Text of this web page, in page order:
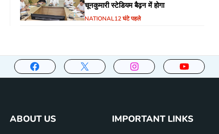
चूनकुमारी स्टेडियम बैढ़न में होगा
NATIONAL12 घंटे पहले
ABOUT US
IMPORTANT LINKS